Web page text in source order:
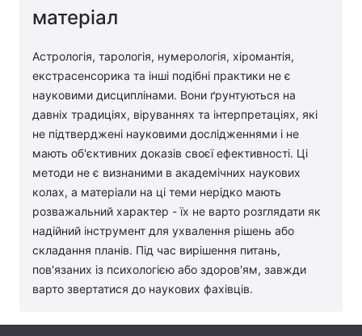
Зброя
Цікавинки Погода
Екологія Регіони
Лонгріди
Відео з Youtube Статті
Інтерв'ю Думки
Архів Вакансії
матеріал
Астрологія, тарологія, нумерологія, хіромантія,
екстрасенсорика та інші подібні практики не є
науковими дисциплінами. Вони ґрунтуються на
давніх традиціях, віруваннях та інтерпретаціях, які
не підтверджені науковими дослідженнями і не
мають об'єктивних доказів своєї ефективності. Ці
методи не є визнаними в академічних наукових
колах, а матеріали на ці теми нерідко мають
розважальний характер - їх не варто розглядати як
надійний інструмент для ухвалення рішень або
складання планів. Під час вирішення питань,
пов'язаних із психологією або здоров'ям, завжди
варто звертатися до наукових фахівців.